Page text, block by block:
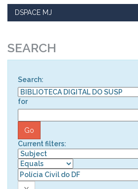
DSPACE MJ
SEARCH
Search:
for
Current filters: